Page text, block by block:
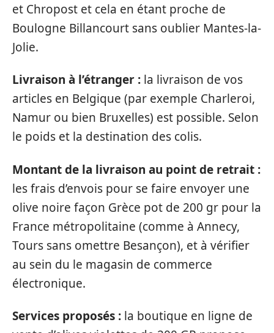
et Chropost et cela en étant proche de
Boulogne Billancourt sans oublier Mantes-la-
Jolie.
Livraison à l’étranger : la livraison de vos
articles en Belgique (par exemple Charleroi,
Namur ou bien Bruxelles) est possible. Selon
le poids et la destination des colis.
Montant de la livraison au point de retrait :
les frais d’envois pour se faire envoyer une
olive noire façon Grèce pot de 200 gr pour la
France métropolitaine (comme à Annecy,
Tours sans omettre Besançon), et à vérifier
au sein du le magasin de commerce
électronique.
Services proposés : la boutique en ligne de